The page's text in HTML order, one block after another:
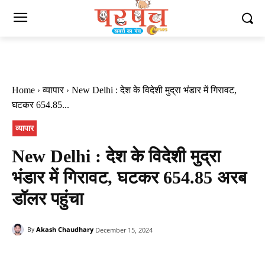
Home व्यापार
New Delhi : देश के विदेशी मुद्रा भंडार में गिरावट,
घटकर 654.85...
व्यापार
New Delhi : देश के विदेशी मुद्रा
भंडार में गिरावट, घटकर 654.85 अरब
डॉलर पहुंचा
By Akash Chaudhary December 15, 2024